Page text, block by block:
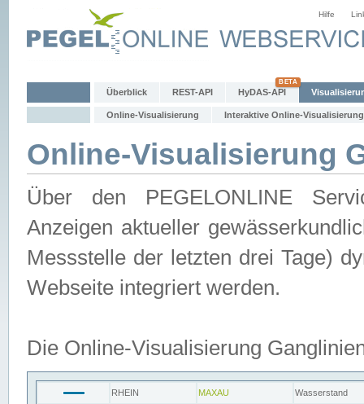
Hilfe
Überblick REST-API HyDAS-API
Online-Visualisierung Interaktive Online-Visualisierung
Online-Visualisierung
Über den PEGELONLINE
Anzeigen aktueller
Messstelle der letzten drei Tage)
Webseite integriert werden.
Die Online-Visualisierung